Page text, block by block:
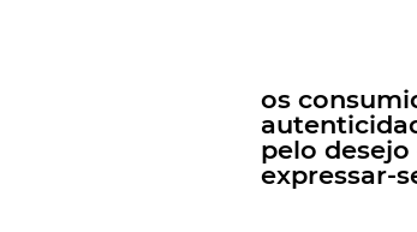
os
pelo
expressar-